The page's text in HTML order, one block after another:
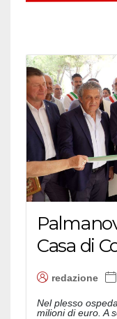
Casa di
redazione
Nel plesso
milioni di euro. A